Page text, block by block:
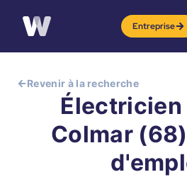
Entreprise
Revenir à la recherche
Colmar